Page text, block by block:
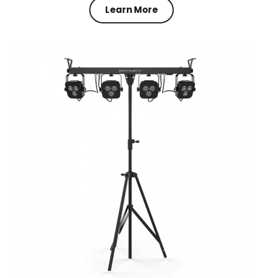
Learn More